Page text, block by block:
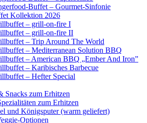
Buffet – Gourmet-Sinfonie
Kollektion 2026
– grill-on-fire I
– grill-on-fire II
– Trip Around The World
– Mediterranean Solution BBQ
– American BBQ „Ember And Iron”
– Karibisches Barbecue
– Hefter Special
Snacks zum Erhitzen
zum Erhitzen
und Königsputer (warm geliefert)
Optionen